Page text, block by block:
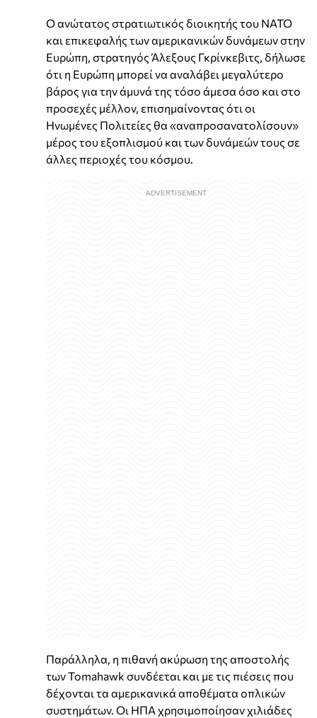
Ο ανώτατος στρατιωτικός διοικητής του ΝΑΤΟ
και επικεφαλής των αμερικανικών δυνάμεων στην
Ευρώπη, στρατηγός Άλεξους Γκρίνκεβιτς, δήλωσε
ότι η Ευρώπη μπορεί να αναλάβει μεγαλύτερο
βάρος για την άμυνά της τόσο άμεσα όσο και στο
προσεχές μέλλον, επισημαίνοντας ότι οι
Ηνωμένες Πολιτείες θα «αναπροσανατολίσουν»
μέρος του εξοπλισμού και των δυνάμεών τους σε
άλλες περιοχές του κόσμου.
Παράλληλα, η πιθανή ακύρωση της αποστολής
των Tomahawk συνδέεται και με τις πιέσεις που
δέχονται τα αμερικανικά αποθέματα οπλικών
συστημάτων. Οι ΗΠΑ χρησιμοποίησαν χιλιάδες